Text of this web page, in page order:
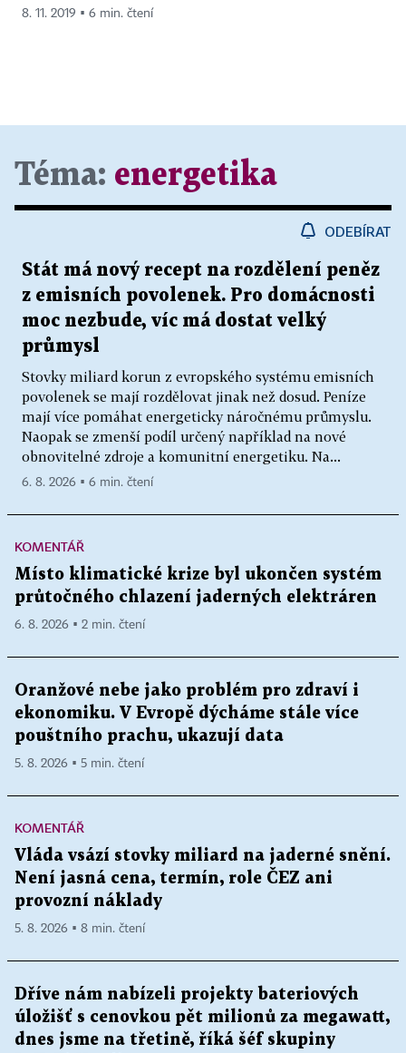
8. 11. 2019 ▪ 6 min. čtení
Téma: energetika
ODEBÍRAT
Stát má nový recept na rozdělení peněz
z emisních povolenek. Pro domácnosti
moc nezbude, víc má dostat velký
průmysl
Stovky miliard korun z evropského systému emisních
povolenek se mají rozdělovat jinak než dosud. Peníze
mají více pomáhat energeticky náročnému průmyslu.
Naopak se zmenší podíl určený například na nové
obnovitelné zdroje a komunitní energetiku. Na...
6. 8. 2026 ▪ 6 min. čtení
KOMENTÁŘ
Místo klimatické krize byl ukončen systém
průtočného chlazení jaderných elektráren
6. 8. 2026 ▪ 2 min. čtení
Oranžové nebe jako problém pro zdraví i
ekonomiku. V Evropě dýcháme stále více
pouštního prachu, ukazují data
5. 8. 2026 ▪ 5 min. čtení
KOMENTÁŘ
Vláda vsází stovky miliard na jaderné snění.
Není jasná cena, termín, role ČEZ ani
provozní náklady
5. 8. 2026 ▪ 8 min. čtení
Dříve nám nabízeli projekty bateriových
úložišť s cenovkou pět milionů za megawatt,
dnes jsme na třetině, říká šéf skupiny